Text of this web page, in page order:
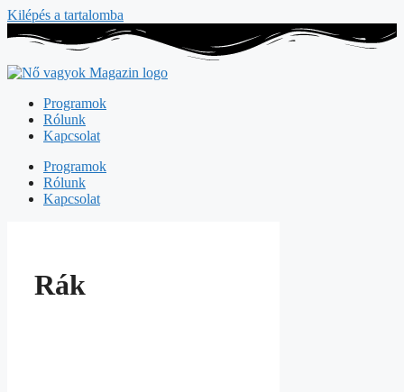
Kilépés a tartalomba
Programok
Rólunk
Kapcsolat
Programok
Rólunk
Kapcsolat
Rák